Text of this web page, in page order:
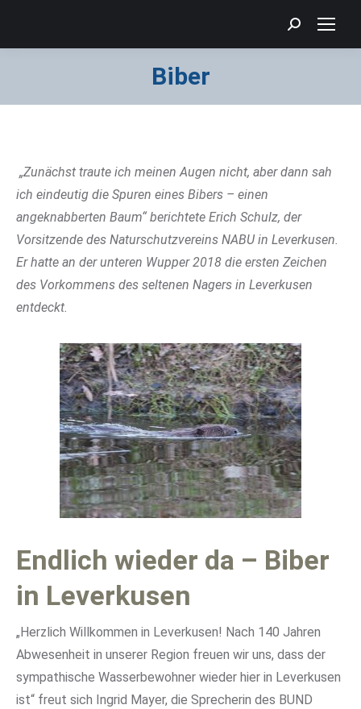
Search:
Biber
Sie befinden sich hier:
„Zunächst traute ich meinen Augen nicht, aber dann sah
ich eindeutig die Spuren eines Bibers – einen
angeknabberten Baum“ berichtete Erich Schulz, der
Vorsitzende des Naturschutzvereins NABU in Leverkusen.
Er hatte an der unteren Wupper 2018 die ersten Zeichen
des Vorkommens des seltenen Nagers in Leverkusen
entdeckt.
Endlich wieder da – Biber
in Leverkusen
„Herzlich Willkommen in Leverkusen! Nach 140 Jahren
Abwesenheit in unserer Region freuen wir uns, dass der
sympathische Wasserbewohner wieder hier in Leverkusen
ist“ freut sich Ingrid Mayer, die Sprecherin des BUND